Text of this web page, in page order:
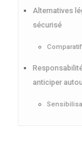
Alternatives
sécurisé
anticiper